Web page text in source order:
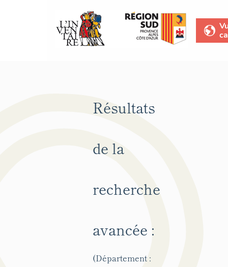
Résultats
de la
recherche
avancée :
(Département :